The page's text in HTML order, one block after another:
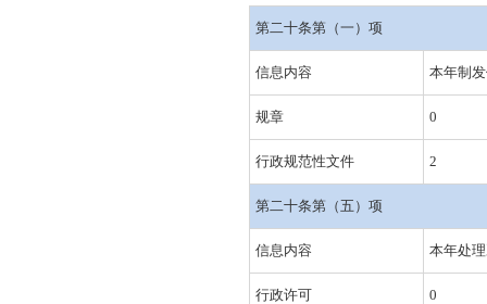
第二十条第（一）项
信息内容 本年制
规章 0
行政规范性文件 2
第二十条第（五）项
信息内容 本年处
行政许可 0